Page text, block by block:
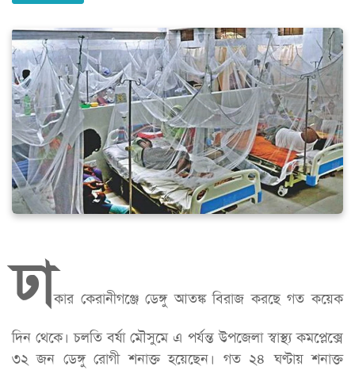
ঢাকার কেরানীগঞ্জে ডেঙ্গু আতঙ্ক বিরাজ করছে গত কয়েক
দিন থেকে। চলতি বর্ষা মৌসুমে এ পর্যন্ত উপজেলা স্বাস্থ্য কমপ্লেক্সে
৩২ জন ডেঙ্গু রোগী শনাক্ত হয়েছেন। গত ২৪ ঘণ্টায় শনাক্ত